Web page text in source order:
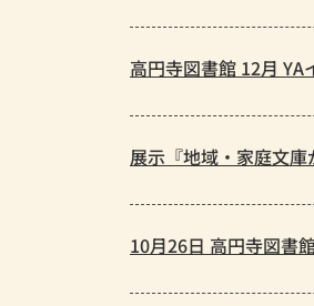
高円寺図書館 12月 YA
展示『地域・家庭文庫
10月26日 高円寺図書